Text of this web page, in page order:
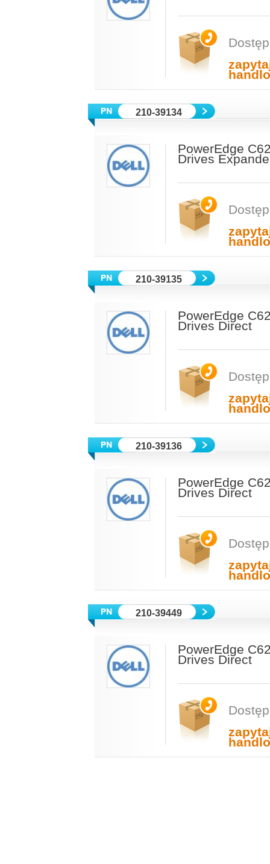
210-39134
PowerEdge
Drives
210-39135
PowerEdge
Drives Direct
210-39136
PowerEdge
Drives Direct
210-39449
PowerEdge
Drives Direct